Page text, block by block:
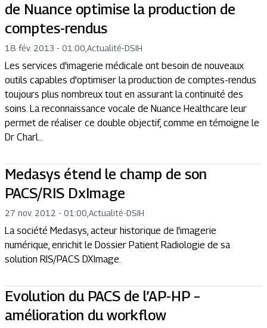
de Nuance optimise la production de
comptes-rendus
18 fév. 2013 - 01:00 Actualité-DSIH
Les services d'imagerie médicale ont besoin de nouveaux
outils capables d'optimiser la production de comptes-rendus
toujours plus nombreux tout en assurant la continuité des
soins. La reconnaissance vocale de Nuance Healthcare leur
permet de réaliser ce double objectif, comme en témoigne le
Dr Charl...
Medasys étend le champ de son
PACS/RIS DxImage
27 nov. 2012 - 01:00 Actualité-DSIH
La société Medasys, acteur historique de l'imagerie
numérique, enrichit le Dossier Patient Radiologie de sa
solution RIS/PACS DXImage.
Evolution du PACS de l’AP-HP –
amélioration du workflow